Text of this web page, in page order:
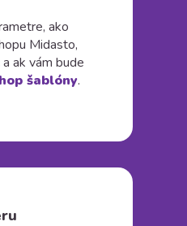
ako
Midasto,
a ak vám bude
šablóny.